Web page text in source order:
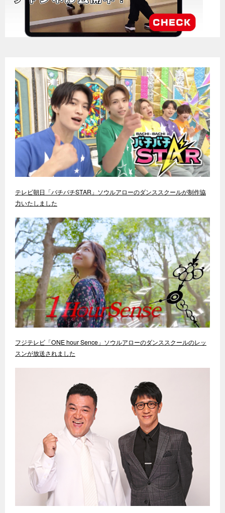
テレビ朝日「バチバチSTAR」ソウルアローのダンススクールが制作協
力いたしました
フジテレビ「ONE hour Sence」ソウルアローのダンススクールのレッ
スンが放送されました